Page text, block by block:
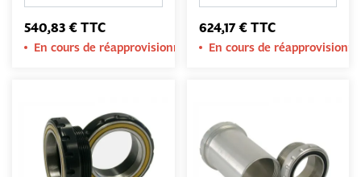
540,83 € TTC
En cours de réapprovisionnement
624,17 € TTC
En cours de